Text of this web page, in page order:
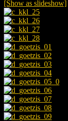
[Show as slideshow]